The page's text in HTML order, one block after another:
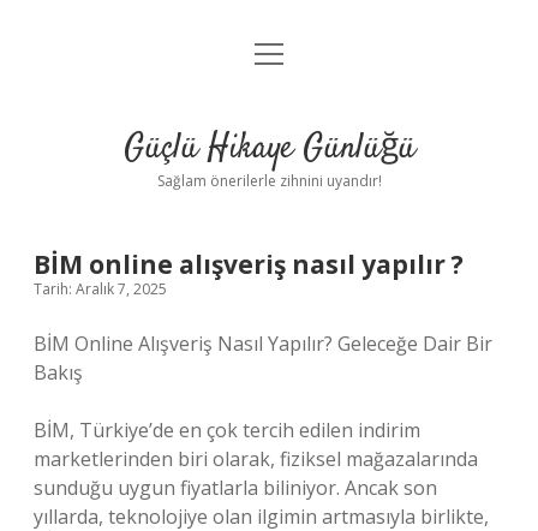
Anasayfa
Yasal Uyarı
menüyü
Güçlü Hikaye Günlüğü
Sağlam önerilerle zihnini uyandır!
BİM online alışveriş nasıl yapılır ?
Tarih: Aralık 7, 2025
BİM Online Alışveriş Nasıl Yapılır? Geleceğe Dair Bir
Bakış
BİM, Türkiye’de en çok tercih edilen indirim
marketlerinden biri olarak, fiziksel mağazalarında
sunduğu uygun fiyatlarla biliniyor. Ancak son
yıllarda, teknolojiye olan ilgimin artmasıyla birlikte,